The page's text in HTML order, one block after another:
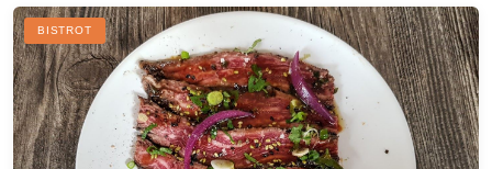
BISTROT